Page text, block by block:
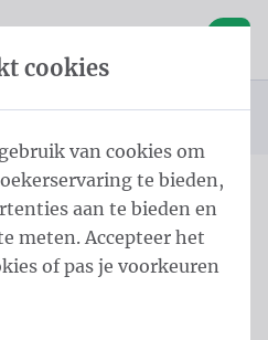
Vlag Seychellen 200x300 cm
200x300
cookies
van cookies om
te bieden,
aan te bieden en
meten. Accepteer het
of pas je voorkeuren